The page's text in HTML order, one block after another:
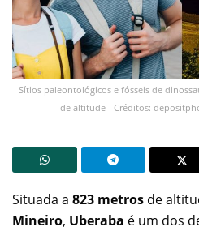
Sítios paleontológicos e fósseis de
de altitude - Créditos:
Situada a 823 metros de
Mineiro, Uberaba é um dos